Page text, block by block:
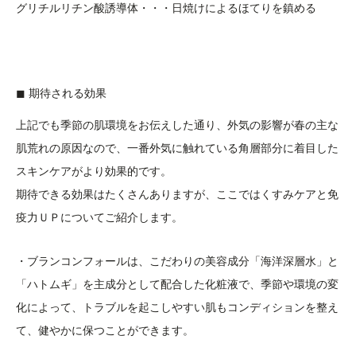
グリチルリチン酸誘導体・・・日焼けによるほてりを鎮める
◼︎ 期待される効果
上記でも季節の肌環境をお伝えした通り、外気の影響が春の主な
肌荒れの原因なので、一番外気に触れている角層部分に着目した
スキンケアがより効果的です。
期待できる効果はたくさんありますが、ここではくすみケアと免
疫力ＵＰについてご紹介します。
・ブランコンフォールは、こだわりの美容成分「海洋深層水」と
「ハトムギ」を主成分として配合した化粧液で、季節や環境の変
化によって、トラブルを起こしやすい肌もコンディションを整え
て、健やかに保つことができます。